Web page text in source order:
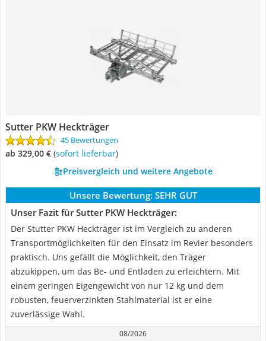
Sutter PKW Heckträger
45 Bewertungen
ab 329,00 € ( Sofort lieferbar)
Preisvergleich und weitere Angebote
Unsere Bewertung: SEHR GUT
Unser Fazit für Sutter PKW Heckträger:
Der Stutter PKW Heckträger ist im Vergleich zu anderen
Transportmöglichkeiten für den Einsatz im Revier besonders
praktisch. Uns gefällt die Möglichkeit, den Träger
abzukippen, um das Be- und Entladen zu erleichtern. Mit
einem geringen Eigengewicht von nur 12 kg und dem
robusten, feuerverzinkten Stahlmaterial ist er eine
zuverlässige Wahl.
08/2026